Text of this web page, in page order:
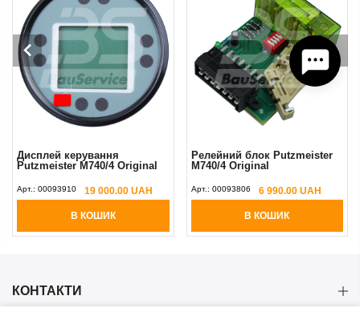
Дисплей керування
Putzmeister М740/4 Original
Арт.: 00093910 19 000.00 UAH
В КОШИК
Релейний блок Putzmeister
М740/4 Original
Арт.: 00093806 6 990.00 UAH
В КОШИК
КОНТАКТИ